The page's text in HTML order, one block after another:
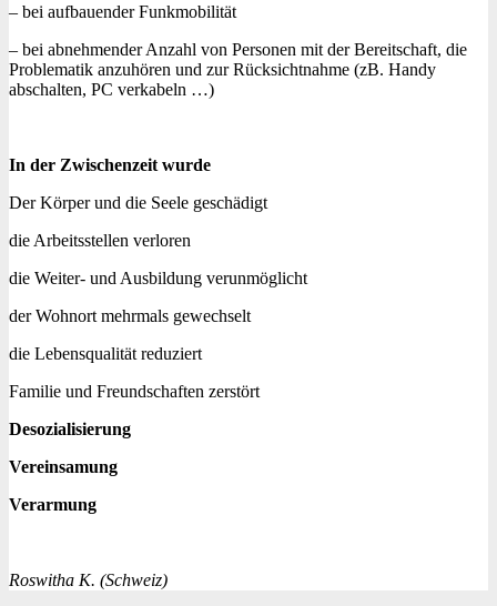
– bei aufbauender Funkmobilität
– bei abnehmender Anzahl von Personen mit der Bereitschaft, die
Problematik anzuhören und zur Rücksichtnahme (zB. Handy
abschalten, PC verkabeln …)
In der Zwischenzeit wurde
Der Körper und die Seele geschädigt
die Arbeitsstellen verloren
die Weiter- und Ausbildung verunmöglicht
der Wohnort mehrmals gewechselt
die Lebensqualität reduziert
Familie und Freundschaften zerstört
Desozialisierung
Vereinsamung
Verarmung
Roswitha K. (Schweiz)